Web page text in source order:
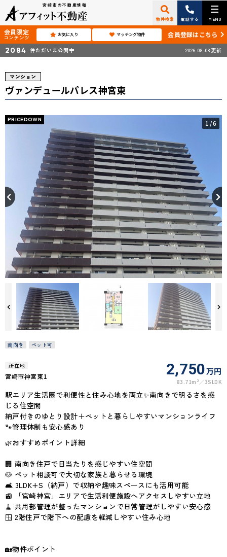
宮崎市の不動産情報
物件検索 電話する MENU
会員限定
コンテンツ お気に入り マッチング物件 会員登録はこちら
2084 件ただいま公開中 2026.08.08更新
マンション
ヴァンデュールパレス神宮東
PRICEDOWN 1 /6
南向き ペット可
所在地
宮崎市神宮東1 2,750万円
83.71m² 3SLDK
駅エリア生活圏で利便性と住み心地を両立✨南向きで明るさを感
じる住空間
納戸付きのゆとり設計＋ペットと暮らしやすいマンションライフ
🐾管理体制も安心感あり
🌿おすすめポイント詳細
🏢 南向き住戸で日当たりを感じやすい住空間
🐶 ペット相談可で大切な家族と暮らせる環境
🛋 3LDK+S（納戸）で収納や趣味スペースにも活用可能
🚉 「宮崎神宮」エリアで生活利便施設へアクセスしやすい立地
🧹 共用部管理が整ったマンションで日常管理がしやすい安心感
🪟 2階住戸で階下への配慮を軽減しやすい住み心地
🏡物件ポイント